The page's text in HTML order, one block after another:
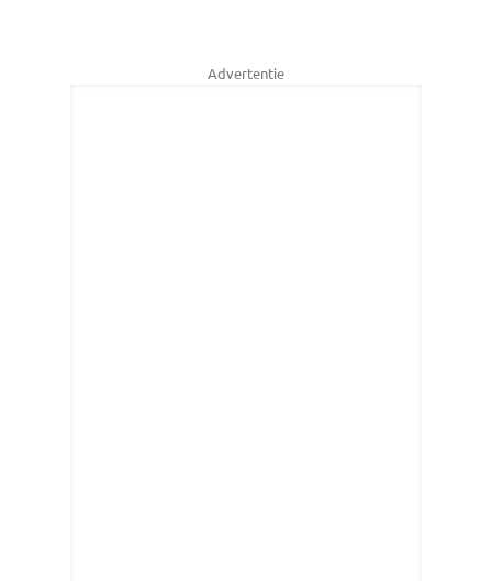
Advertentie